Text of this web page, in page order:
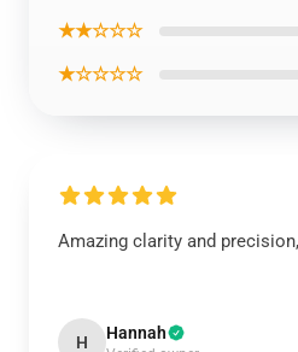
★★☆☆☆
★☆☆☆☆
Amazing clarity and
H Hannah